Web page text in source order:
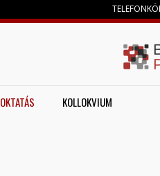
OKTATÁS KOLLOKVIUM